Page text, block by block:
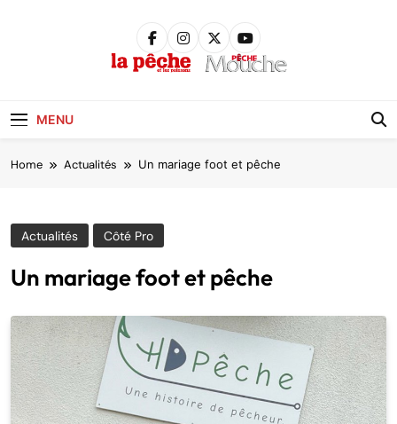
MENU
Home Actualités Un mariage foot et pêche
Actualités Côté Pro
Un mariage foot et pêche